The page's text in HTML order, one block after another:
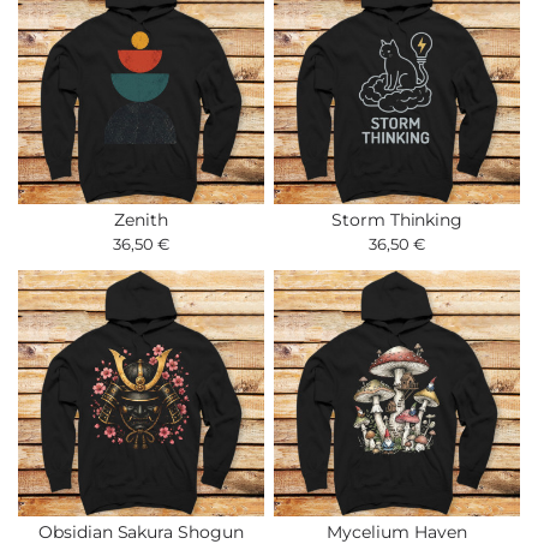
Zenith
36,50 €
Storm Thinking
36,50 €
Obsidian Sakura Shogun Mycelium Haven